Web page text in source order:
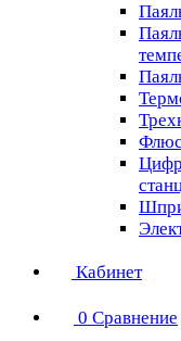
Кабинет
0 Сравнение